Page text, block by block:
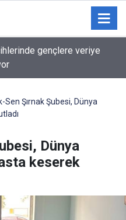
tutkunlarına dev
fırsatı başladı
Sen Şırnak Şubesi, Dünya
Dünya
keserek